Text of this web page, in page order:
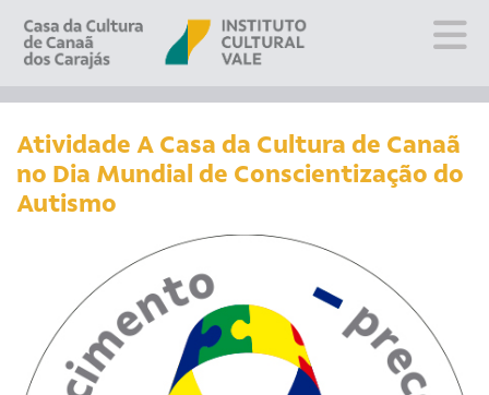
Sobre
Visite
Programação
Fale conosco
EN ES
Atividade A Casa da Cultura de Canaã
no Dia Mundial de Conscientização do
Autismo